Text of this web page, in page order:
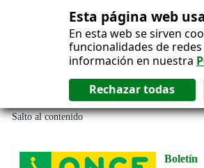
Esta página web
En esta web se sirven
funcionalidades de
información en nuestra
Salto al contenido
Boletín